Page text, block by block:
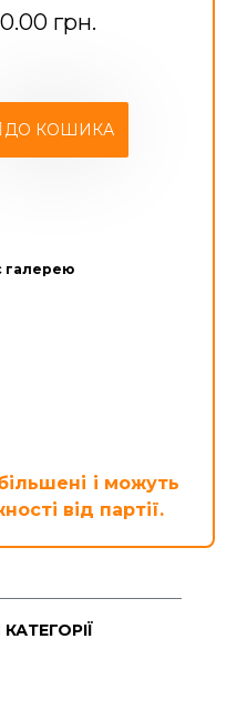
0.00 грн.
ДО КОШИКА
галерею
і можуть
від партії.